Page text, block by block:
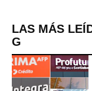
LAS MÁS
G